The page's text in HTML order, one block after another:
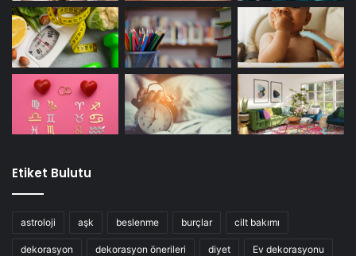
Etiket Bulutu
astroloji aşk beslenme burçlar cilt bakımı
dekorasyon dekorasyon önerileri diyet Ev dekorasyonu